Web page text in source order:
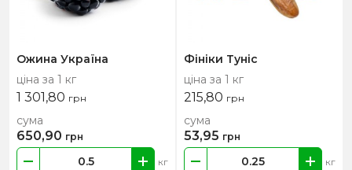
Ожина Україна
ціна за 1 кг
1 301,80 грн
кг
сума
650,90 грн
Фініки Туніс
ціна за 1 кг
215,80 грн
кг
сума
53,95 грн